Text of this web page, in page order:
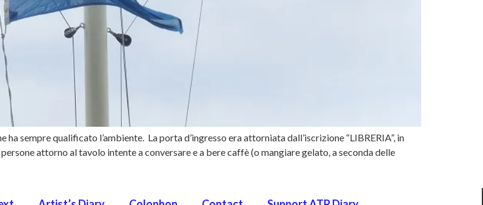
sempre qualificato l’ambiente. La porta d’ingresso era attorniata dall’iscrizione “LIBRERIA”, in
attorno al tavolo intente a conversare e a bere caffè (o mangiare gelato, a seconda delle